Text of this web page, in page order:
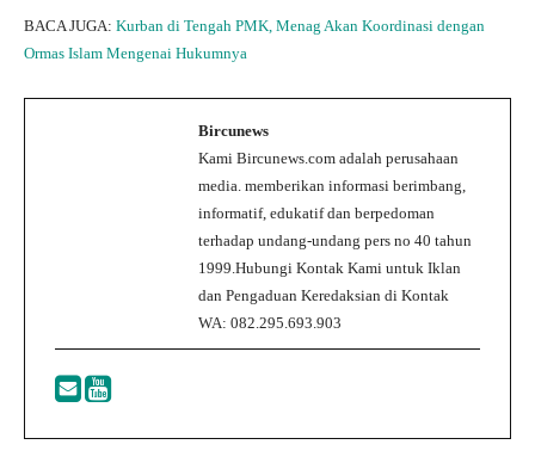
BACA JUGA: Kurban di Tengah PMK, Menag Akan Koordinasi dengan
Ormas Islam Mengenai Hukumnya
Bircunews
Kami Bircunews.com adalah perusahaan
media. memberikan informasi berimbang,
informatif, edukatif dan berpedoman
terhadap undang-undang pers no 40 tahun
1999.Hubungi Kontak Kami untuk Iklan
dan Pengaduan Keredaksian di Kontak
WA: 082.295.693.903